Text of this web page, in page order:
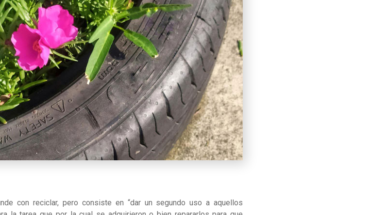
con reciclar, pero consiste en “dar un segundo uso a aquellos